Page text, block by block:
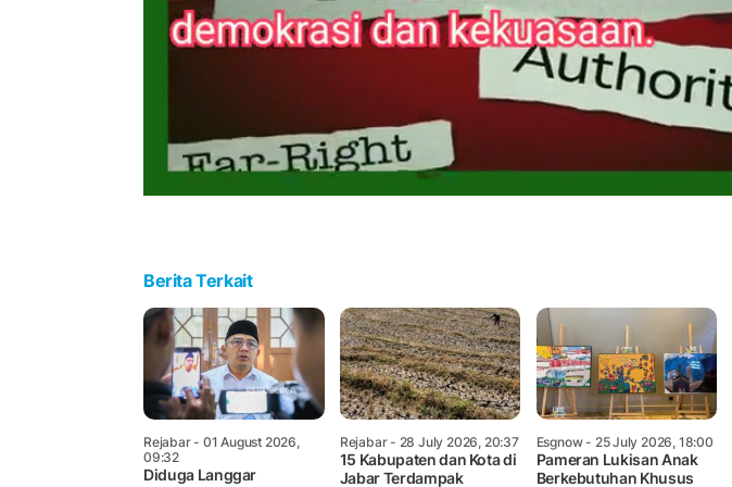
Berita Terkait
Rejabar- 01 August 2026,
09:32
Diduga Langgar
Rejabar- 28 July 2026, 20:37
15 Kabupaten dan Kota di
Jabar Terdampak
Esgnow- 25 July 2026, 18:00
Pameran Lukisan Anak
Berkebutuhan Khusus